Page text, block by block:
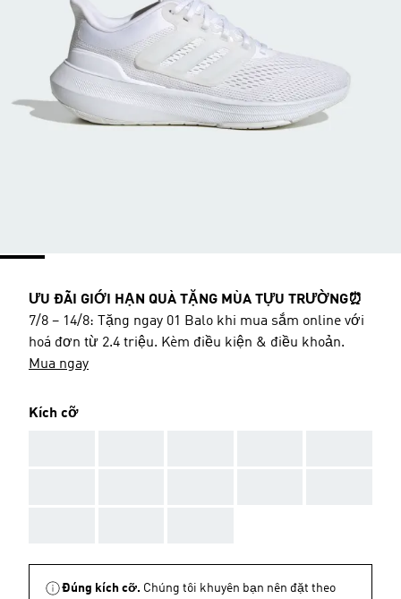
ƯU ĐÃI GIỚI HẠN QUÀ TẶNG MÙA TỰU TRƯỜNG⏰
7/8 – 14/8: Tặng ngay 01 Balo khi mua sắm online với
hoá đơn từ 2.4 triệu. Kèm điều kiện & điều khoản.
Mua ngay
Kích cỡ
Đúng kích cỡ. Chúng tôi khuyên bạn nên đặt theo